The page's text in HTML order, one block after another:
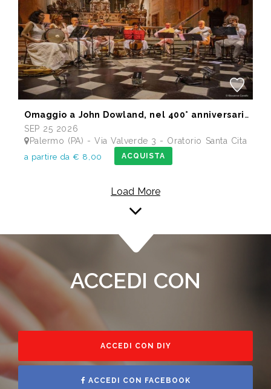
Omaggio a John Dowland, nel 400° anniversario della morte
SEP 25 2026
Palermo (PA) - Via Valverde 3 - Oratorio Santa Cita
a partire da € 8,00 ACQUISTA
Load More
ACCEDI CON
ACCEDI CON DIY
ACCEDI CON FACEBOOK